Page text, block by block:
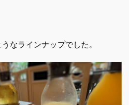
なラインナップでした。